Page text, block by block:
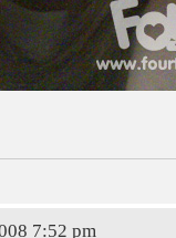
7:52 pm